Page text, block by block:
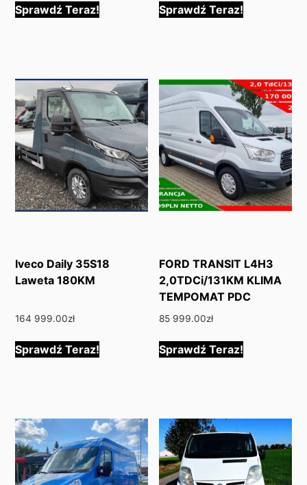
Sprawdź Teraz! Sprawdź Teraz!
Iveco Daily 35S18
Laweta 180KM
164 999.00zł
Sprawdź Teraz!
FORD TRANSIT L4H3
2,0TDCi/131KM KLIMA
TEMPOMAT PDC
85 999.00zł
Sprawdź Teraz!